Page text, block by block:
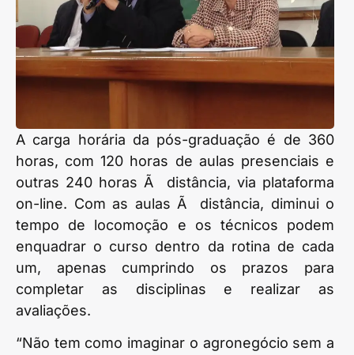
A carga horária da pós-graduação é de 360
horas, com 120 horas de aulas presenciais e
outras 240 horas Ã distância, via plataforma
on-line. Com as aulas Ã distância, diminui o
tempo de locomoção e os técnicos podem
enquadrar o curso dentro da rotina de cada
um, apenas cumprindo os prazos para
completar as disciplinas e realizar as
avaliações.
“Não tem como imaginar o agronegócio sem a